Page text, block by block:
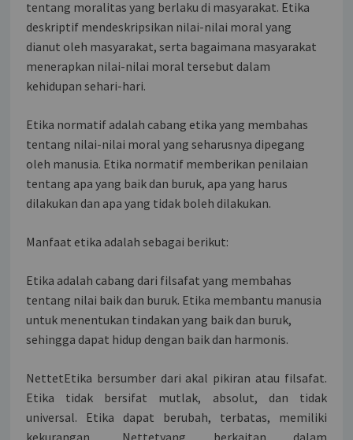
tentang moralitas yang berlaku di masyarakat. Etika
deskriptif mendeskripsikan nilai-nilai moral yang
dianut oleh masyarakat, serta bagaimana masyarakat
menerapkan nilai-nilai moral tersebut dalam
kehidupan sehari-hari.
Etika normatif adalah cabang etika yang membahas
tentang nilai-nilai moral yang seharusnya dipegang
oleh manusia. Etika normatif memberikan penilaian
tentang apa yang baik dan buruk, apa yang harus
dilakukan dan apa yang tidak boleh dilakukan.
Manfaat etika adalah sebagai berikut:
Etika adalah cabang dari filsafat yang membahas
tentang nilai baik dan buruk. Etika membantu manusia
untuk menentukan tindakan yang baik dan buruk,
sehingga dapat hidup dengan baik dan harmonis.
NettetEtika bersumber dari akal pikiran atau filsafat.
Etika tidak bersifat mutlak, absolut, dan tidak
universal. Etika dapat berubah, terbatas, memiliki